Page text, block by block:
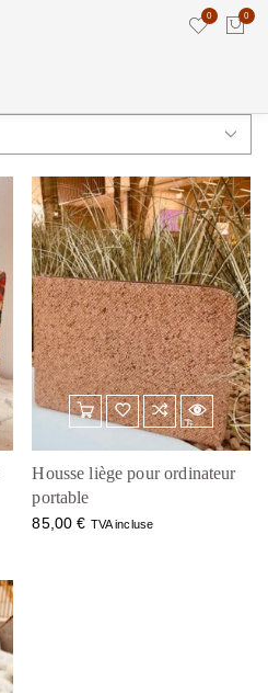
0 0
Housse liège pour ordinateur
portable
85,00€ TVA incluse